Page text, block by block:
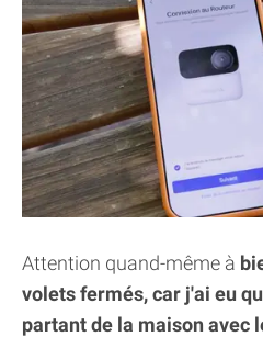
Attention quand-même à
volets fermés, car j'ai eu
partant de la maison avec